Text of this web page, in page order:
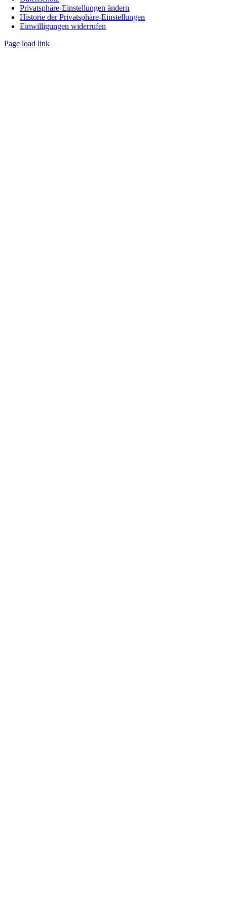
Privatsphäre-Einstellungen ändern
Historie der Privatsphäre-Einstellungen
Einwilligungen widerrufen
Page load link